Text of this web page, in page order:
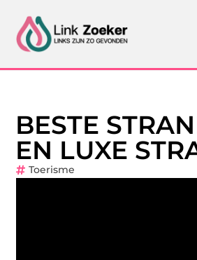
BESTE
EN LUXE
Toerisme